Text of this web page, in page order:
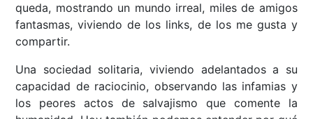
queda, mostrando un mundo irreal, miles de amigos
fantasmas, viviendo de los links, de los me gusta y
compartir.
Una sociedad solitaria, viviendo adelantados a su
capacidad de raciocinio, observando las infamias y
los peores actos de salvajismo que comente la